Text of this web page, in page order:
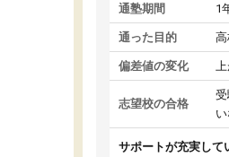
通塾期間 1
通った目的
偏差値の変化
志望校の合格
サポートが充実して